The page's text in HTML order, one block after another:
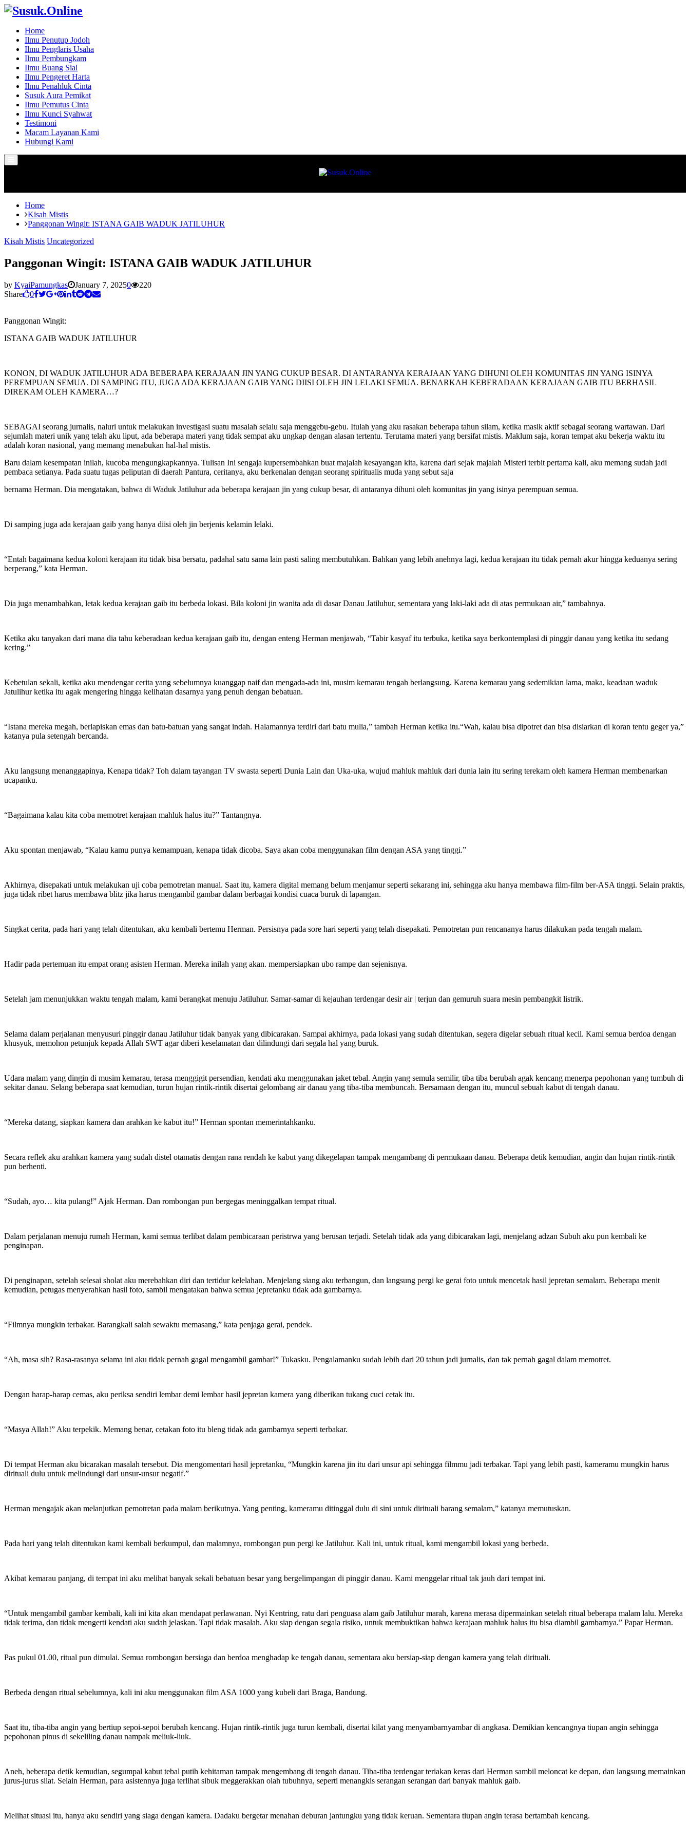
Home
Ilmu Penutup Jodoh
Ilmu Penglaris Usaha
Ilmu Pembungkam
Ilmu Buang Sial
Ilmu Pengeret Harta
Ilmu Penahluk Cinta
Susuk Aura Pemikat
Ilmu Pemutus Cinta
Ilmu Kunci Syahwat
Testimoni
Macam Layanan Kami
Hubungi Kami
Menu
Home
Kisah Mistis
Panggonan Wingit: ISTANA GAIB WADUK JATILUHUR
Kisah Mistis Uncategorized
Panggonan Wingit: ISTANA GAIB WADUK JATILUHUR
by KyaiPamungkas January 7, 20250
220
Share
0
Panggonan Wingit:
ISTANA GAIB WADUK JATILUHUR
KONON, DI WADUK JATILUHUR ADA BEBERAPA KERAJAAN JIN YANG CUKUP BESAR. DI ANTARANYA KERAJAAN YANG DIHUNI OLEH KOMUNITAS JIN YANG ISINYA
PEREMPUAN SEMUA. DI SAMPING ITU, JUGA ADA KERAJAAN GAIB YANG DIISI OLEH JIN LELAKI SEMUA. BENARKAH KEBERADAAN KERAJAAN GAIB ITU BERHASIL
DIREKAM OLEH KAMERA…?
SEBAGAI seorang jurnalis, naluri untuk melakukan investigasi suatu masalah selalu saja menggebu-gebu. Itulah yang aku rasakan beberapa tahun silam, ketika masik aktif sebagai seorang wartawan. Dari
sejumlah materi unik yang telah aku liput, ada beberapa materi yang tidak sempat aku ungkap dengan alasan tertentu. Terutama materi yang bersifat mistis. Maklum saja, koran tempat aku bekerja waktu itu
adalah koran nasional, yang memang menabukan hal-hal mistis.
Baru dalam kesempatan inilah, kucoba mengungkapkannya. Tulisan Ini sengaja kupersembahkan buat majalah kesayangan kita, karena dari sejak majalah Misteri terbit pertama kali, aku memang sudah jadi
pembaca setianya. Pada suatu tugas peliputan di daerah Pantura, ceritanya, aku berkenalan dengan seorang spiritualis muda yang sebut saja
bernama Herman. Dia mengatakan, bahwa di Waduk Jatiluhur ada beberapa kerajaan jin yang cukup besar, di antaranya dihuni oleh komunitas jin yang isinya perempuan semua.
Di samping juga ada kerajaan gaib yang hanya diisi oleh jin berjenis kelamin lelaki.
“Entah bagaimana kedua koloni kerajaan itu tidak bisa bersatu, padahal satu sama lain pasti saling membutuhkan. Bahkan yang lebih anehnya lagi, kedua kerajaan itu tidak pernah akur hingga keduanya sering
berperang,” kata Herman.
Dia juga menambahkan, letak kedua kerajaan gaib itu berbeda lokasi. Bila koloni jin wanita ada di dasar Danau Jatiluhur, sementara yang laki-laki ada di atas permukaan air,” tambahnya.
Ketika aku tanyakan dari mana dia tahu keberadaan kedua kerajaan gaib itu, dengan enteng Herman menjawab, “Tabir kasyaf itu terbuka, ketika saya berkontemplasi di pinggir danau yang ketika itu sedang
kering.”
Kebetulan sekali, ketika aku mendengar cerita yang sebelumnya kuanggap naif dan mengada-ada ini, musim kemarau tengah berlangsung. Karena kemarau yang sedemikian lama, maka, keadaan waduk
Jatulihur ketika itu agak mengering hingga kelihatan dasarnya yang penuh dengan bebatuan.
“Istana mereka megah, berlapiskan emas dan batu-batuan yang sangat indah. Halamannya terdiri dari batu mulia,” tambah Herman ketika itu.“Wah, kalau bisa dipotret dan bisa disiarkan di koran tentu geger ya,”
katanya pula setengah bercanda.
Aku langsung menanggapinya, Kenapa tidak? Toh dalam tayangan TV swasta seperti Dunia Lain dan Uka-uka, wujud mahluk mahluk dari dunia lain itu sering terekam oleh kamera Herman membenarkan
ucapanku.
“Bagaimana kalau kita coba memotret kerajaan mahluk halus itu?” Tantangnya.
Aku spontan menjawab, “Kalau kamu punya kemampuan, kenapa tidak dicoba. Saya akan coba menggunakan film dengan ASA yang tinggi.”
Akhirnya, disepakati untuk melakukan uji coba pemotretan manual. Saat itu, kamera digital memang belum menjamur seperti sekarang ini, sehingga aku hanya membawa film-film ber-ASA tinggi. Selain praktis,
juga tidak ribet harus membawa blitz jika harus mengambil gambar dalam berbagai kondisi cuaca buruk di lapangan.
Singkat cerita, pada hari yang telah ditentukan, aku kembali bertemu Herman. Persisnya pada sore hari seperti yang telah disepakati. Pemotretan pun rencananya harus dilakukan pada tengah malam.
Hadir pada pertemuan itu empat orang asisten Herman. Mereka inilah yang akan. mempersiapkan ubo rampe dan sejenisnya.
Setelah jam menunjukkan waktu tengah malam, kami berangkat menuju Jatiluhur. Samar-samar di kejauhan terdengar desir air | terjun dan gemuruh suara mesin pembangkit listrik.
Selama dalam perjalanan menyusuri pinggir danau Jatiluhur tidak banyak yang dibicarakan. Sampai akhirnya, pada lokasi yang sudah ditentukan, segera digelar sebuah ritual kecil. Kami semua berdoa dengan
khusyuk, memohon petunjuk kepada Allah SWT agar diberi keselamatan dan dilindungi dari segala hal yang buruk.
Udara malam yang dingin di musim kemarau, terasa menggigit persendian, kendati aku menggunakan jaket tebal. Angin yang semula semilir, tiba tiba berubah agak kencang menerpa pepohonan yang tumbuh di
sekitar danau. Selang beberapa saat kemudian, turun hujan rintik-rintik disertai gelombang air danau yang tiba-tiba membuncah. Bersamaan dengan itu, muncul sebuah kabut di tengah danau.
“Mereka datang, siapkan kamera dan arahkan ke kabut itu!” Herman spontan memerintahkanku.
Secara reflek aku arahkan kamera yang sudah distel otamatis dengan rana rendah ke kabut yang dikegelapan tampak mengambang di permukaan danau. Beberapa detik kemudian, angin dan hujan rintik-rintik
pun berhenti.
“Sudah, ayo… kita pulang!” Ajak Herman. Dan rombongan pun bergegas meninggalkan tempat ritual.
Dalam perjalanan menuju rumah Herman, kami semua terlibat dalam pembicaraan peristrwa yang berusan terjadi. Setelah tidak ada yang dibicarakan lagi, menjelang adzan Subuh aku pun kembali ke
penginapan.
Di penginapan, setelah selesai sholat aku merebahkan diri dan tertidur kelelahan. Menjelang siang aku terbangun, dan langsung pergi ke gerai foto untuk mencetak hasil jepretan semalam. Beberapa menit
kemudian, petugas menyerahkan hasil foto, sambil mengatakan bahwa semua jepretanku tidak ada gambarnya.
“Filmnya mungkin terbakar. Barangkali salah sewaktu memasang,” kata penjaga gerai, pendek.
“Ah, masa sih? Rasa-rasanya selama ini aku tidak pernah gagal mengambil gambar!” Tukasku. Pengalamanku sudah lebih dari 20 tahun jadi jurnalis, dan tak pernah gagal dalam memotret.
Dengan harap-harap cemas, aku periksa sendiri lembar demi lembar hasil jepretan kamera yang diberikan tukang cuci cetak itu.
“Masya Allah!” Aku terpekik. Memang benar, cetakan foto itu bleng tidak ada gambarnya seperti terbakar.
Di tempat Herman aku bicarakan masalah tersebut. Dia mengomentari hasil jepretanku, “Mungkin karena jin itu dari unsur api sehingga filmmu jadi terbakar. Tapi yang lebih pasti, kameramu mungkin harus
dirituali dulu untuk melindungi dari unsur-unsur negatif.”
Herman mengajak akan melanjutkan pemotretan pada malam berikutnya. Yang penting, kameramu ditinggal dulu di sini untuk dirituali barang semalam,” katanya memutuskan.
Pada hari yang telah ditentukan kami kembali berkumpul, dan malamnya, rombongan pun pergi ke Jatiluhur. Kali ini, untuk ritual, kami mengambil lokasi yang berbeda.
Akibat kemarau panjang, di tempat ini aku melihat banyak sekali bebatuan besar yang bergelimpangan di pinggir danau. Kami menggelar ritual tak jauh dari tempat ini.
“Untuk mengambil gambar kembali, kali ini kita akan mendapat perlawanan. Nyi Kentring, ratu dari penguasa alam gaib Jatiluhur marah, karena merasa dipermainkan setelah ritual beberapa malam lalu. Mereka
tidak terima, dan tidak mengerti kendati aku sudah jelaskan. Tapi tidak masalah. Aku siap dengan segala risiko, untuk membuktikan bahwa kerajaan mahluk halus itu bisa diambil gambarnya.” Papar Herman.
Pas pukul 01.00, ritual pun dimulai. Semua rombongan bersiaga dan berdoa menghadap ke tengah danau, sementara aku bersiap-siap dengan kamera yang telah dirituali.
Berbeda dengan ritual sebelumnya, kali ini aku menggunakan film ASA 1000 yang kubeli dari Braga, Bandung.
Saat itu, tiba-tiba angin yang bertiup sepoi-sepoi berubah kencang. Hujan rintik-rintik juga turun kembali, disertai kilat yang menyambarnyambar di angkasa. Demikian kencangnya tiupan angin sehingga
pepohonan pinus di sekeliling danau nampak meliuk-liuk.
Aneh, beberapa detik kemudian, segumpal kabut tebal putih kehitaman tampak mengembang di tengah danau. Tiba-tiba terdengar teriakan keras dari Herman sambil meloncat ke depan, dan langsung memainkan
jurus-jurus silat. Selain Herman, para asistennya juga terlihat sibuk meggerakkan olah tubuhnya, seperti menangkis serangan serangan dari banyak mahluk gaib.
Melihat situasi itu, hanya aku sendiri yang siaga dengan kamera. Dadaku bergetar menahan deburan jantungku yang tidak keruan. Sementara tiupan angin terasa bertambah kencang.